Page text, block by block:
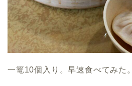
一篭10個入り。早速食べてみた。